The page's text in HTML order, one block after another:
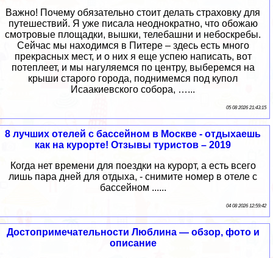
Важно! Почему обязательно стоит делать страховку для
путешествий. Я уже писала неоднократно, что обожаю
смотровые площадки, вышки, телебашни и небоскребы.
Cейчас мы находимся в Питере – здесь есть много
прекрасных мест, и о них я еще успею написать, вот
потеплеет, и мы нагуляемся по центру, выберемся на
крыши старого города, поднимемся под купол
Исаакиевского собора, …...
05 08 2026 21:43:15
8 лучших отелей с бассейном в Москве - отдыхаешь
как на курорте! Отзывы туристов – 2019
Когда нет времени для поездки на курорт, а есть всего
лишь пара дней для отдыха, - снимите номер в отеле с
бассейном ......
04 08 2026 12:59:42
Достопримечательности Люблина — обзор, фото и
описание